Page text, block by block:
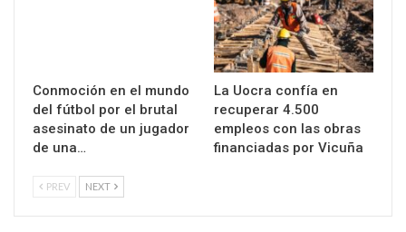
Conmoción en el mundo
del fútbol por el brutal
asesinato de un jugador
de una…
La Uocra confía en
recuperar 4.500
empleos con las obras
financiadas por Vicuña
PREV NEXT